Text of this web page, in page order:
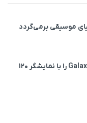
سامسونگ گوشی Galaxy F70 Pro را با نمایشگر ۱۲۰